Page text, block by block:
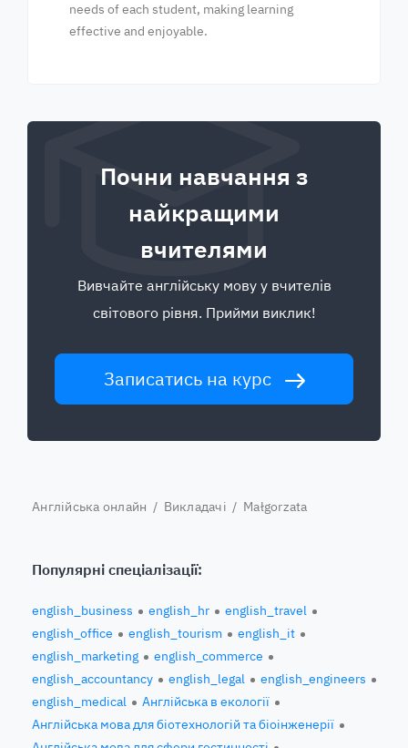
needs of each student, making learning
effective and enjoyable.
Почни навчання з
найкращими
вчителями
Вивчайте англійську мову у вчителів
світового рівня. Прийми виклик!
Записатись на курс
Англійська онлайн / Викладачі / Małgorzata
Популярні спеціалізації:
english_business english_hr
english_travel
english_office
english_tourism
english_it
english_marketing
english_commerce
english_accountancy
english_legal
english_engineers
english_medical
Англійська в екології
Англійська мова для біотехнологій та біоінженерії